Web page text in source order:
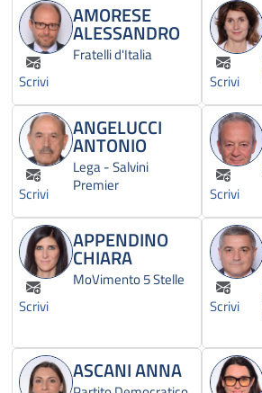
Scrivi
AMORESE
ALESSANDRO
Fratelli d'Italia
Scrivi
Scrivi
ANGELUCCI
ANTONIO
Lega - Salvini
Premier
Scrivi
Scrivi
APPENDINO
CHIARA
MoVimento 5 Stelle
Scrivi
ASCANI ANNA